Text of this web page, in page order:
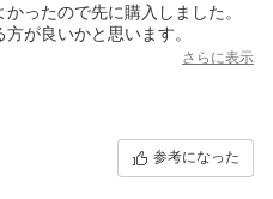
ったので先に購入しました。
が良いかと思います。
さらに表示
参考になった